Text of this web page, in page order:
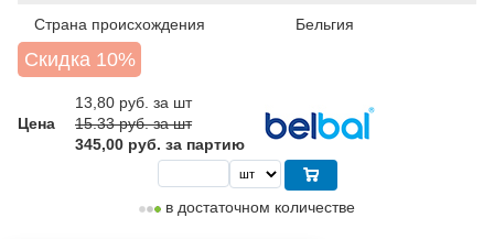
Страна происхождения Бельгия
Скидка 10%
Цена
13,80 руб. за шт
15.33 руб. за шт
345,00 руб. за партию
в достаточном количестве